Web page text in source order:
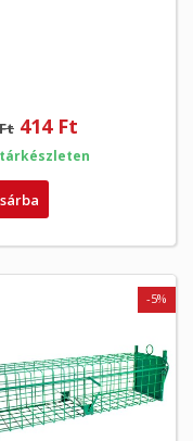
414 Ft
-5%